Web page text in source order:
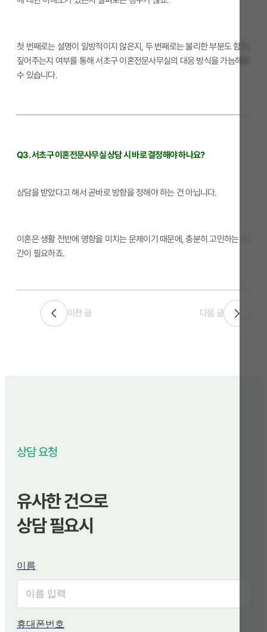
첫 번째로는 설명이 일방적이지 않은지, 두 번째로는 불리한 부분도 함께
짚어주는지 여부를 통해 서초구 이혼전문사무실의 대응 방식을 가늠해볼
수 있습니다.
Q3. 서초구 이혼전문사무실 상담 시 바로 결정해야 하나요?
상담을 받았다고 해서 곧바로 방향을 정해야 하는 건 아닙니다.
이혼은 생활 전반에 영향을 미치는 문제이기 때문에, 충분히 고민하는 시
간이 필요하죠.
이전 글 다음 글
상담 요청
유사한 건으로
상담 필요시
이름
휴대폰번호